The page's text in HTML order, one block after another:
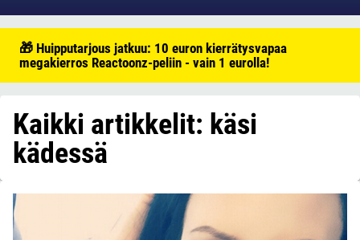
🎁 Huipputarjous jatkuu: 10 euron kierrätysvapaa
megakierros Reactoonz-peliin - vain 1 eurolla!
Kaikki artikkelit: käsi
kädessä